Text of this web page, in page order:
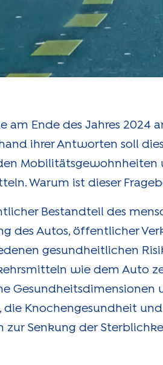
Ende des Jahres 2024
ihrer Antworten soll
Mobilitätsgewohnheiten
Warum ist dieser
Bestandteil des
des Autos, öffentlicher
gesundheitlichen
wie dem Auto
Gesundheitsdimensionen
Knochengesundheit
zur Senkung der